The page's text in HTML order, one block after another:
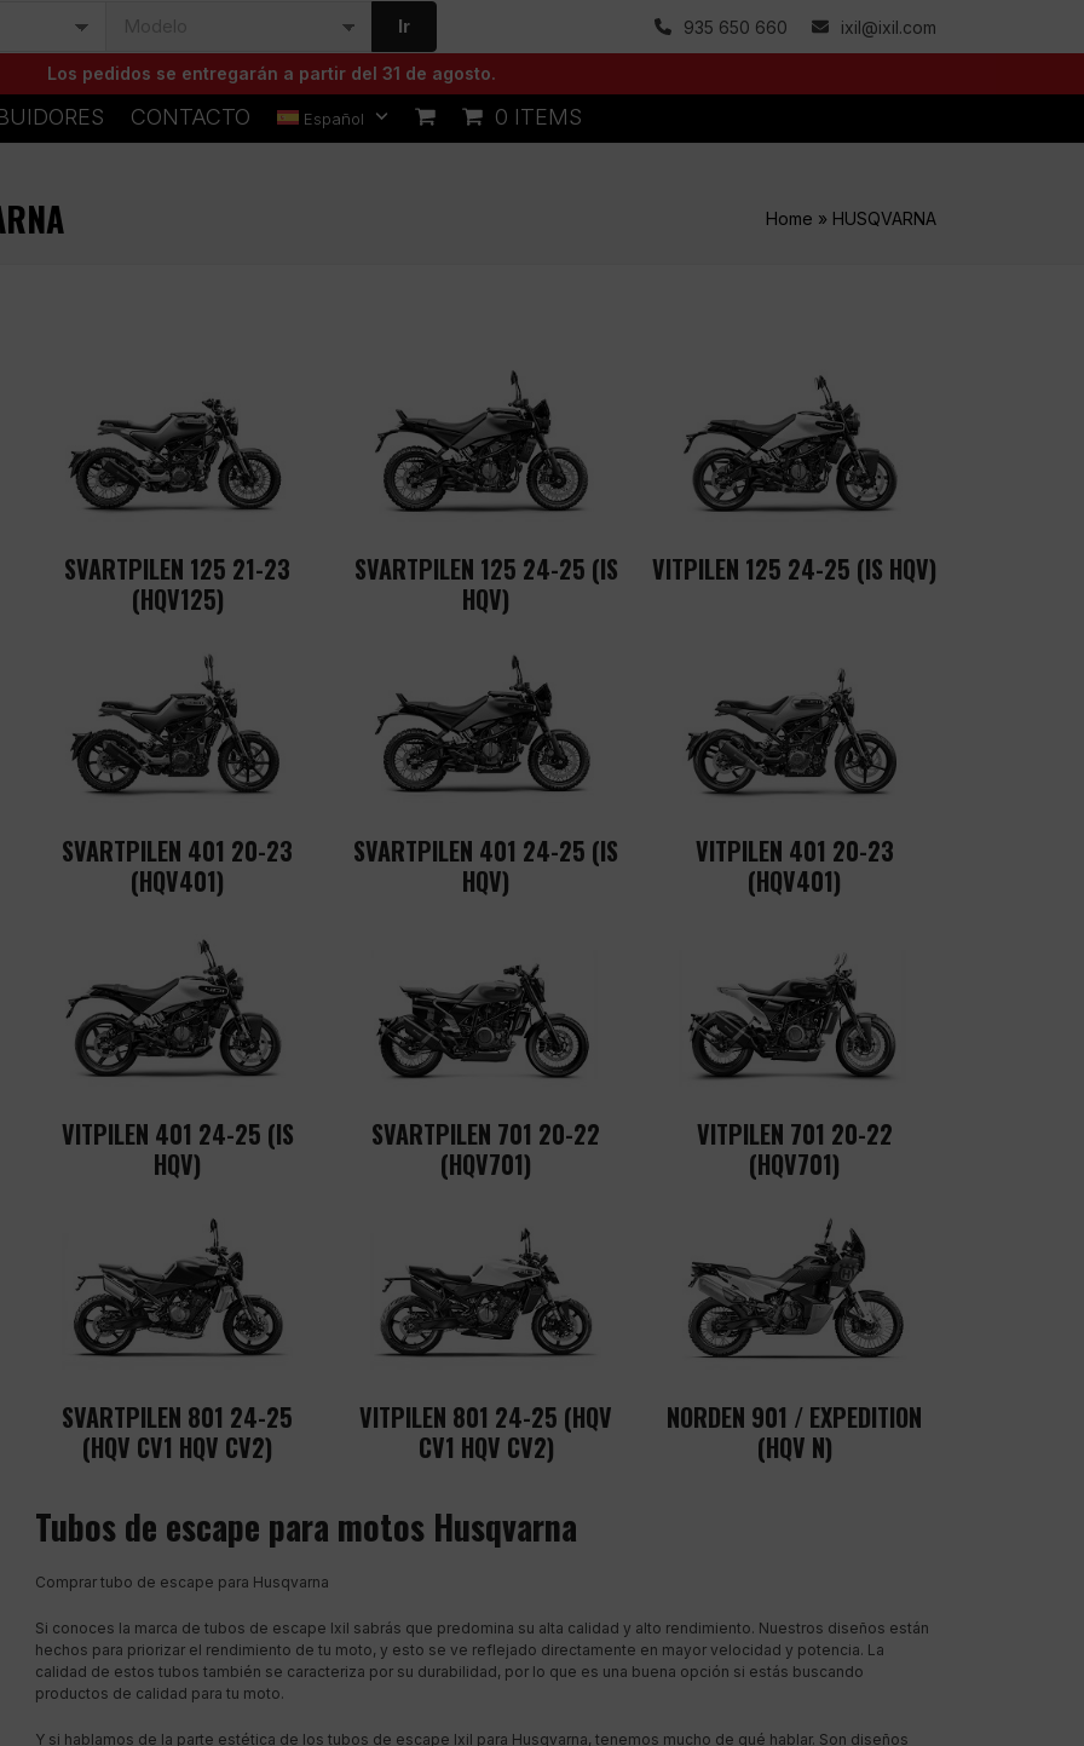
Ir 935 650 660 ixil@ixil.com
Los pedidos se entregarán a partir del 31 de agosto.
CONTACTO Español 0 ITEMS
Home » HUSQVARNA
SVARTPILEN 125 21-23
(HQV125)
SVARTPILEN 125 24-25 (IS
HQV)
VITPILEN 125 24-25 (IS HQV)
SVARTPILEN 401 20-23
(HQV401)
SVARTPILEN 401 24-25 (IS
HQV)
VITPILEN 401 20-23
(HQV401)
VITPILEN 401 24-25 (IS
HQV)
SVARTPILEN 701 20-22
(HQV701)
VITPILEN 701 20-22
(HQV701)
SVARTPILEN 801 24-25
(HQV CV1 HQV CV2)
VITPILEN 801 24-25 (HQV
CV1 HQV CV2)
NORDEN 901 / EXPEDITION
(HQV N)
Tubos de escape para motos Husqvarna
Comprar tubo de escape para Husqvarna
Si conoces la marca de tubos de escape Ixil sabrás que predomina su alta calidad y alto rendimiento. Nuestros diseños están
hechos para priorizar el rendimiento de tu moto, y esto se ve reflejado directamente en mayor velocidad y potencia. La
calidad de estos tubos también se caracteriza por su durabilidad, por lo que es una buena opción si estás buscando
productos de calidad para tu moto.
Y si hablamos de la parte estética de los tubos de escape Ixil para Husqvarna, tenemos mucho de qué hablar. Son diseños